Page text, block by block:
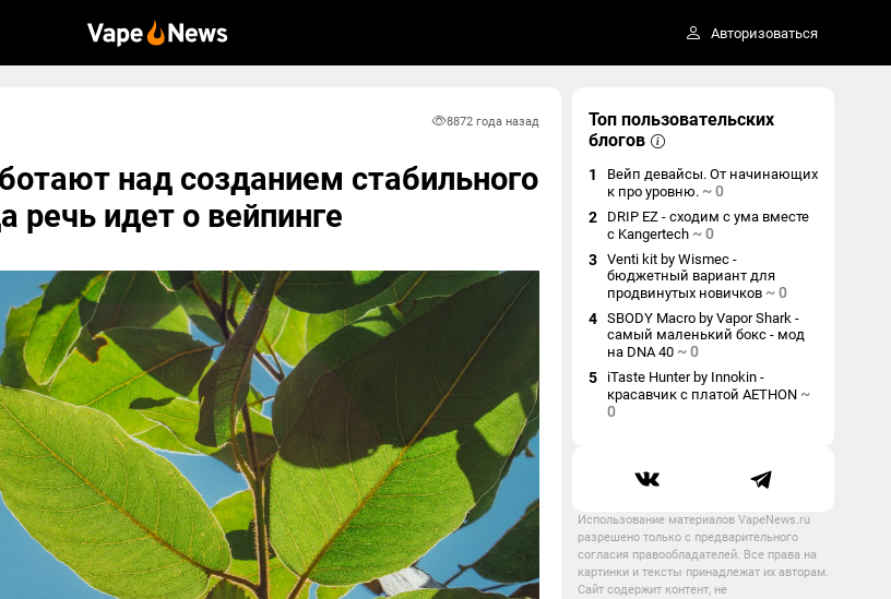
Авторизоваться
8872 года назад
над созданием стабильного
речь идет о вейпинге
Топ пользовательских
блогов
1
Вейп девайсы. От начинающих
к про уровню. ~0
2
DRIP EZ - сходим с ума вместе
с Kangertech ~0
3 Venti kit by Wismec -
бюджетный вариант для
продвинутых новичков ~0
4 SBODY Macro by Vapor Shark -
самый маленький бокс - мод
на DNA 40 ~0
5
iTaste Hunter by Innokin -
красавчик с платой AETHON ~
0
Использование материалов VapeNews.ru
разрешено только с предварительного
согласия правообладателей. Все права на
картинки и тексты принадлежат их авторам.
Сайт содержит контент, не